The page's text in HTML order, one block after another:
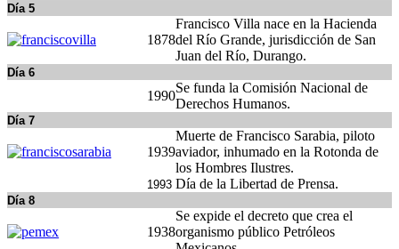
Día 5
1878
Francisco Villa nace en la Hacienda
del Río Grande, jurisdicción de San
Juan del Río, Durango.
Día 6
1990
Se funda la Comisión Nacional de
Derechos Humanos.
Día 7
1939
Muerte de Francisco Sarabia, piloto
aviador, inhumado en la Rotonda de
los Hombres Ilustres.
1993 Día de la Libertad de Prensa.
Día 8
1938
Se expide el decreto que crea el
organismo público Petróleos